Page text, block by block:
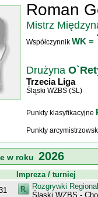
Roman
Mistrz
Współczynnik WK =
Drużyna
Trzecia Liga
Śląski WZBS (SL)
Punkty klasyfikacyjne
Punkty
w roku 2026
Impreza / turniej
Rozgrywki
Śląski WZBS -